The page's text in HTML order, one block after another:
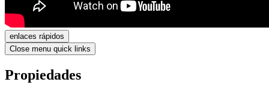
enlaces rápidos
Close menu quick links
Propiedades